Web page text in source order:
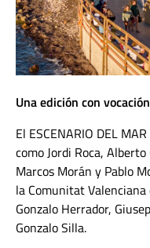
Una edición con
El ESCENARIO DEL
como Jordi Roca,
Marcos Morán y Pablo
la Comunitat
Gonzalo Herrador,
Gonzalo Silla.